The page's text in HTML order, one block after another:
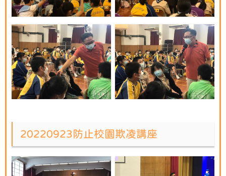
20220923防止校園欺凌講座